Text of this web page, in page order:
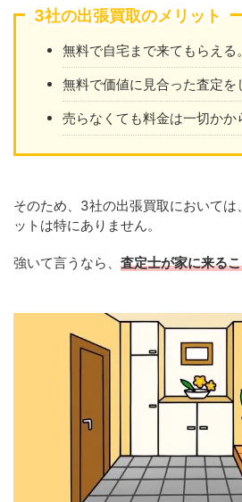
3社の出張買取のメリット
無料で自宅まで来てもらえる。
無料で価値に見合った査定を
売らなくても料金は一切かか
そのため、3社の出張買取においては
ットは特にありません。
強いて言うなら、 査定士が家に来る